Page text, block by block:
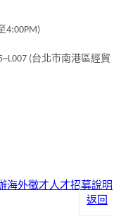
4:00PM)
(台北市南港區經貿
海外徵才人才招募說明
返回